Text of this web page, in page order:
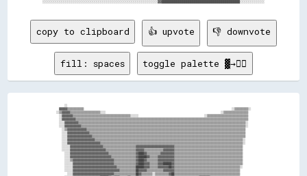
copy to clipboard 👍 upvote 👎 downvote
fill: spaces toggle palette ▓→✊🏽